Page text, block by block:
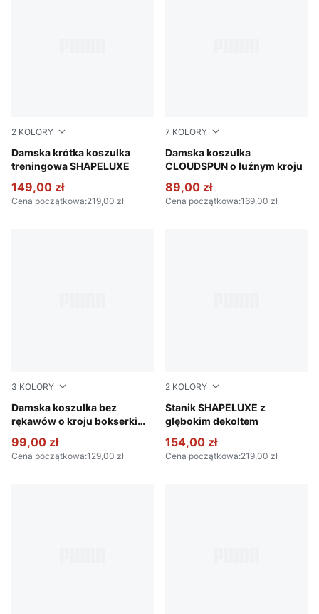
2 KOLORY
Damska krótka koszulka
treningowa SHAPELUXE
Puma Black
149,00 zł
Cena początkowa:219,00 zł
7 KOLORY
Damska koszulka
CLOUDSPUN o luźnym kroju
Fresh Water
89,00 zł
Cena początkowa:169,00 zł
3 KOLORY
Damska koszulka bez
rękawów o kroju bokserki
Puma Black
99,00 zł
Cena początkowa:129,00 zł
2 KOLORY
Stanik SHAPELUXE z
głębokim dekoltem
Puma Black
154,00 zł
Cena początkowa:219,00 zł